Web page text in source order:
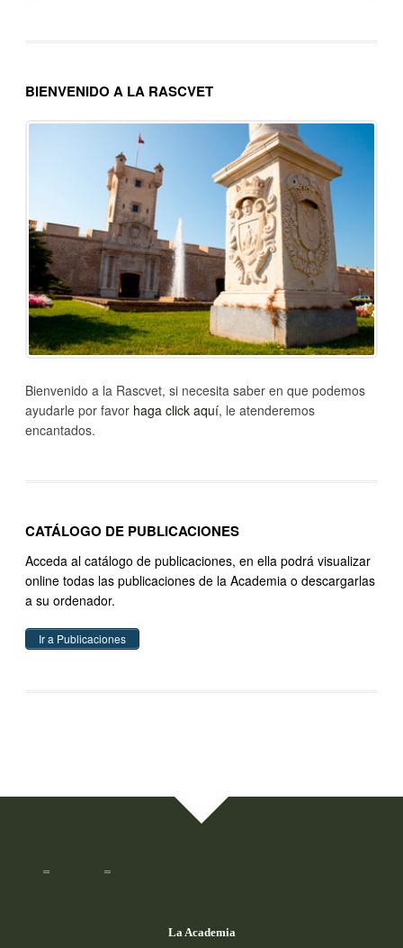
BIENVENIDO A LA RASCVET
Bienvenido a la Rascvet, si necesita saber en que podemos
ayudarle por favor haga click aquí, le atenderemos
encantados.
CATÁLOGO DE PUBLICACIONES
Acceda al catálogo de publicaciones, en ella podrá visualizar
online todas las publicaciones de la Academia o descargarlas
a su ordenador.
Ir a Publicaciones
La Academia